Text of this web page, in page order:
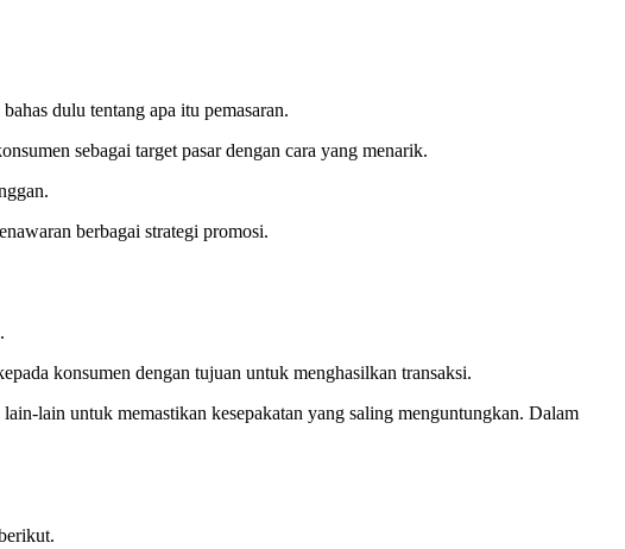
dulu tentang apa itu pemasaran.
sebagai target pasar dengan cara yang menarik.
berbagai strategi promosi.
konsumen dengan tujuan untuk menghasilkan transaksi.
lain untuk memastikan kesepakatan yang saling menguntungkan. Dalam